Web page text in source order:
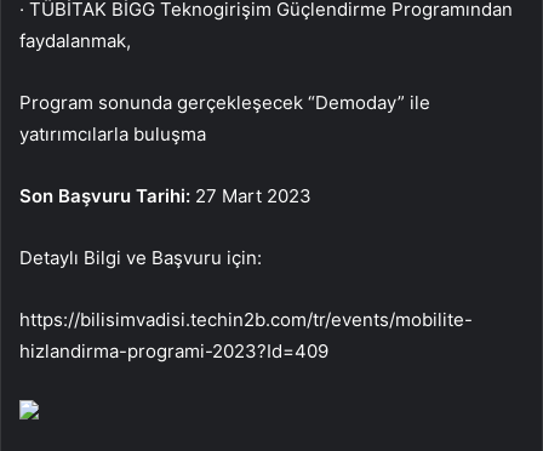
· TÜBİTAK BİGG Teknogirişim Güçlendirme Programından
faydalanmak,
Program sonunda gerçekleşecek “Demoday” ile
yatırımcılarla buluşma
Son Başvuru Tarihi: 27 Mart 2023
Detaylı Bilgi ve Başvuru için:
https://bilisimvadisi.techin2b.com/tr/events/mobilite-
hizlandirma-programi-2023?Id=409